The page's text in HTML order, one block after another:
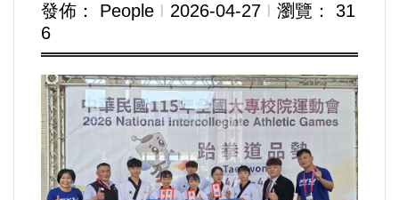
農業/技術/肥飼料/農藥/產銷
食品/衛生/醫療/照護
運動/體育/休閒/育樂
兩岸/大陸
發佈： People Ι 2026-04-27 Ι 瀏覽： 31
6